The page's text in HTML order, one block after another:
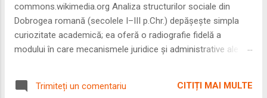
commons.wikimedia.org Analiza structurilor sociale din
Dobrogea romană (secolele I–III p.Chr.) depășește simpla
curiozitate academică; ea oferă o radiografie fidelă a
modului în care mecanismele juridice și administrative ale
Marea Neagră. Într-o epocă în care prosperitatea
excepțională a lumii romane era susținută de o mobilitate
Trimiteți un comentariu CITIȚI MAI MULTE